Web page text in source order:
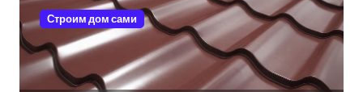
Строим дом сами